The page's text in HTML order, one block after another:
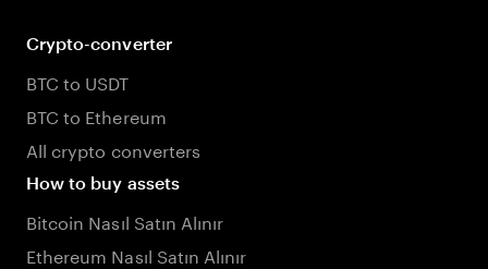
Crypto-converter
BTC to USDT
BTC to Ethereum
All crypto converters
How to buy assets
Bitcoin Nasıl Satın Alınır
Ethereum Nasıl Satın Alınır